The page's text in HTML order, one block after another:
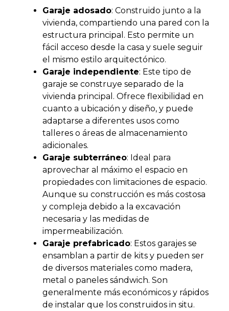
Garaje adosado: Construido junto a la
vivienda, compartiendo una pared con la
estructura principal. Esto permite un
fácil acceso desde la casa y suele seguir
el mismo estilo arquitectónico.
Garaje independiente: Este tipo de
garaje se construye separado de la
vivienda principal. Ofrece flexibilidad en
cuanto a ubicación y diseño, y puede
adaptarse a diferentes usos como
talleres o áreas de almacenamiento
adicionales.
Garaje subterráneo: Ideal para
aprovechar al máximo el espacio en
propiedades con limitaciones de espacio.
Aunque su construcción es más costosa
y compleja debido a la excavación
necesaria y las medidas de
impermeabilización.
Garaje prefabricado: Estos garajes se
ensamblan a partir de kits y pueden ser
de diversos materiales como madera,
metal o paneles sándwich. Son
generalmente más económicos y rápidos
de instalar que los construidos in situ.